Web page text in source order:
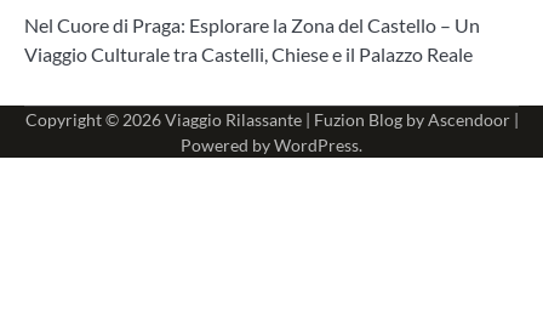
Nel Cuore di Praga: Esplorare la Zona del Castello – Un
Viaggio Culturale tra Castelli, Chiese e il Palazzo Reale
Copyright © 2026Viaggio Rilassante| Fuzion Blog byAscendoor|
Powered byWordPress.